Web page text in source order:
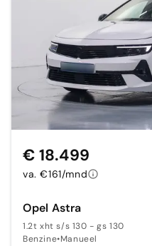
Opel Astra
1.2t xht s/s 130 - gs 130
Benzine•Manueel
€ 18.499
va. €161/mnd